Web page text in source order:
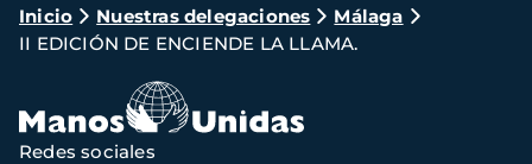
Ruta
de
navegación
Inicio Nuestras delegaciones
Málaga
II EDICIÓN DE ENCIENDE LA LLAMA.
Redes sociales